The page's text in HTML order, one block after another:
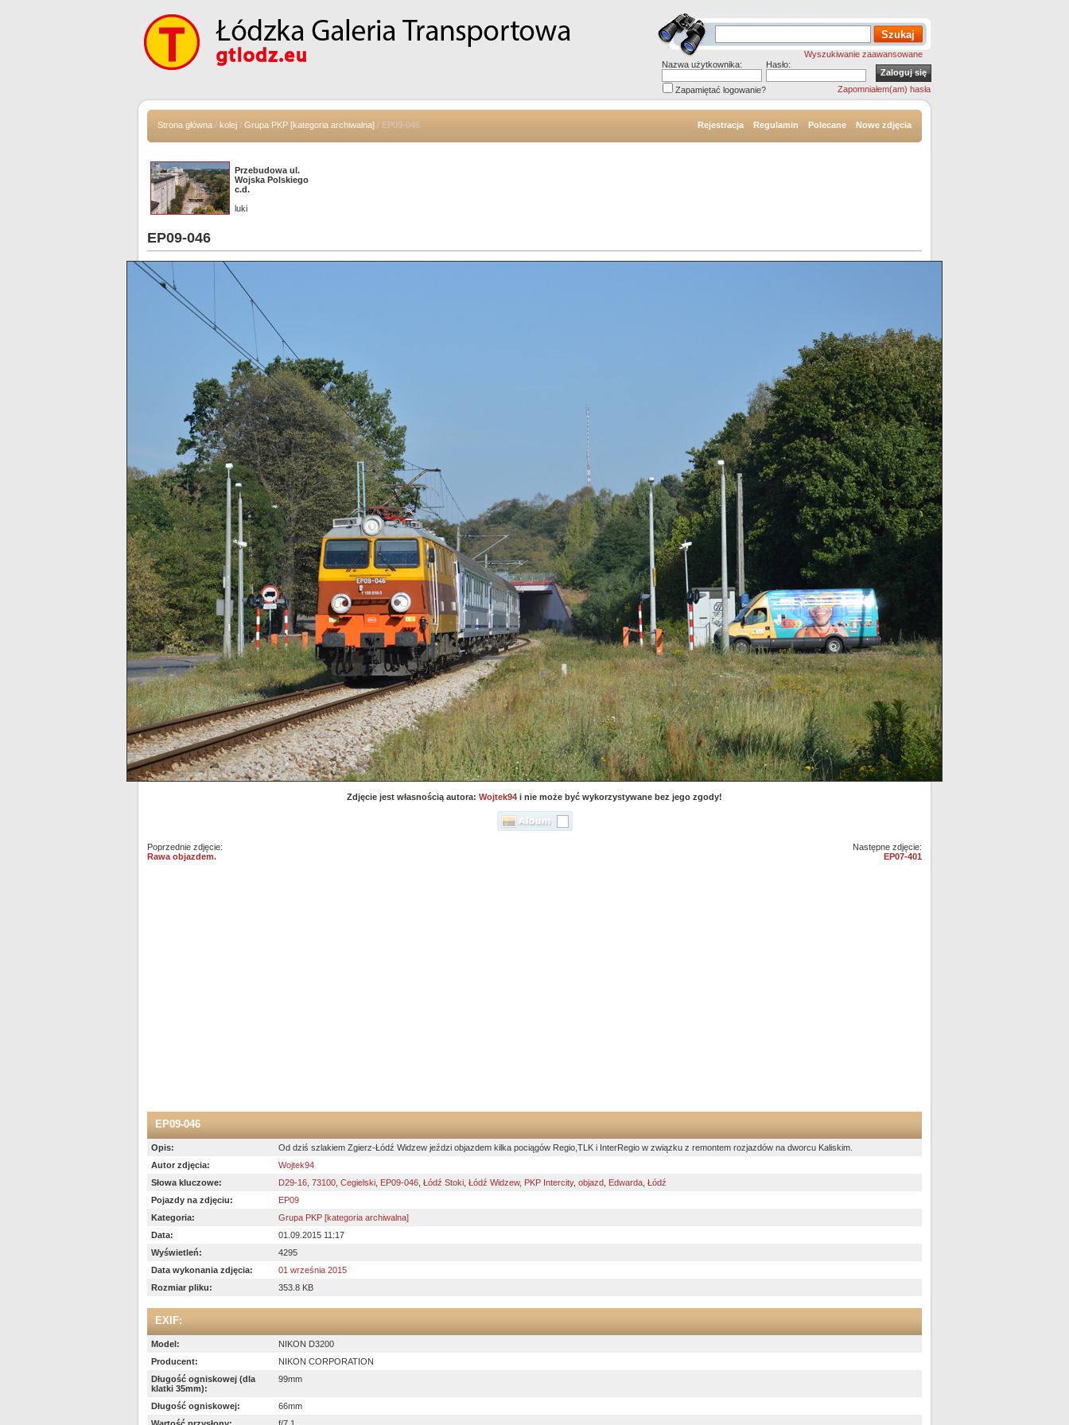
Wyszukiwanie zaawansowane
Nazwa użytkownika:
Hasło:
Zapamiętać logowanie? Zapomniałem(am) hasła
Strona główna / kolej / Grupa PKP [kategoria archiwalna] / EP09-046 Rejestracja Regulamin Polecane Nowe zdjęcia
Przebudowa ul.
Wojska Polskiego
c.d.
luki
EP09-046
Zdjęcie jest własnością autora: Wojtek94 i nie może być wykorzystywane bez jego zgody!
Poprzednie zdjęcie:
Rawa objazdem.
Następne zdjęcie:
EP07-401
EP09-046
Opis:
Od dziś szlakiem Zgierz-Łódź Widzew jeździ objazdem kilka pociągów Regio,TLK i InterRegio w związku z remontem rozjazdów na dworcu Kaliskim.
Autor zdjęcia:
Wojtek94
Słowa kluczowe:
D29-16 73100 Cegielski EP09-046 Łódź Stoki Łódź Widzew, PKP Intercity, objazd Edwarda Łódź
Pojazdy na zdjęciu:
EP09
Kategoria:
Grupa PKP [kategoria archiwalna]
Data:
01.09.2015 11:17
Wyświetleń:
4295
Data wykonania zdjęcia:
01 września 2015
Rozmiar pliku:
353.8 KB
EXIF:
Model:
NIKON D3200
Producent:
NIKON CORPORATION
Długość ogniskowej (dla
klatki 35mm):
99mm
Długość ogniskowej:
66mm